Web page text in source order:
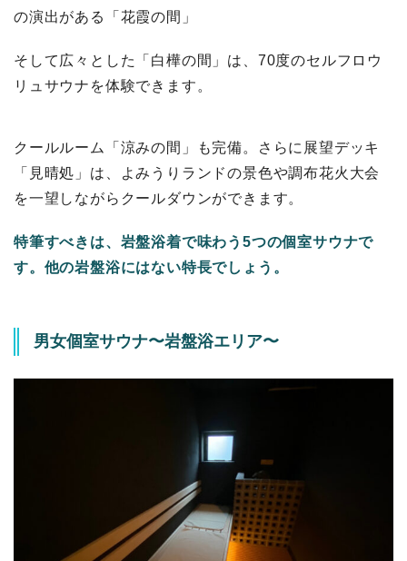
の演出がある「花霞の間」
そして広々とした「白樺の間」は、70度のセルフロウ
リュサウナを体験できます。
クールルーム「涼みの間」も完備。さらに展望デッキ
「見晴処」は、よみうりランドの景色や調布花火大会
を一望しながらクールダウンができます。
特筆すべきは、岩盤浴着で味わう5つの個室サウナで
す。他の岩盤浴にはない特長でしょう。
男女個室サウナ〜岩盤浴エリア〜